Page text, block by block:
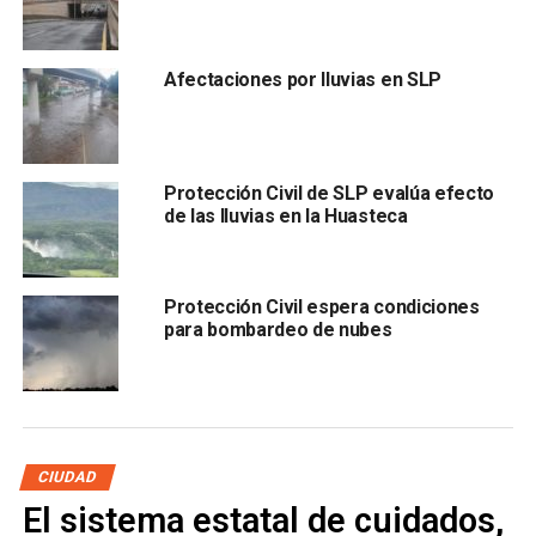
Ignacio Benavente Duque
estatal, dio a conocer que se les ha solicitado a los
alcaldes que lleven a cabo medidas preventivas tales
como, mantener en sesión permanente su Consejo
Municipal de Protección Civil, que revisen que esté libre
de basura o escombros los cauces de ríos y arroyos,
ubicar los bancos de arena en caso de tener que hacer
costaleras, revisión de laderas susceptibles de deslaves
y estar preparados ante la posibilidad de tener que abrir
Afectaciones por lluvias en SLP
Protección Civil de SLP evalúa efecto
de las lluvias en la Huasteca
Protección Civil espera condiciones
para bombardeo de nubes
CIUDAD
El sistema estatal de cuidados,